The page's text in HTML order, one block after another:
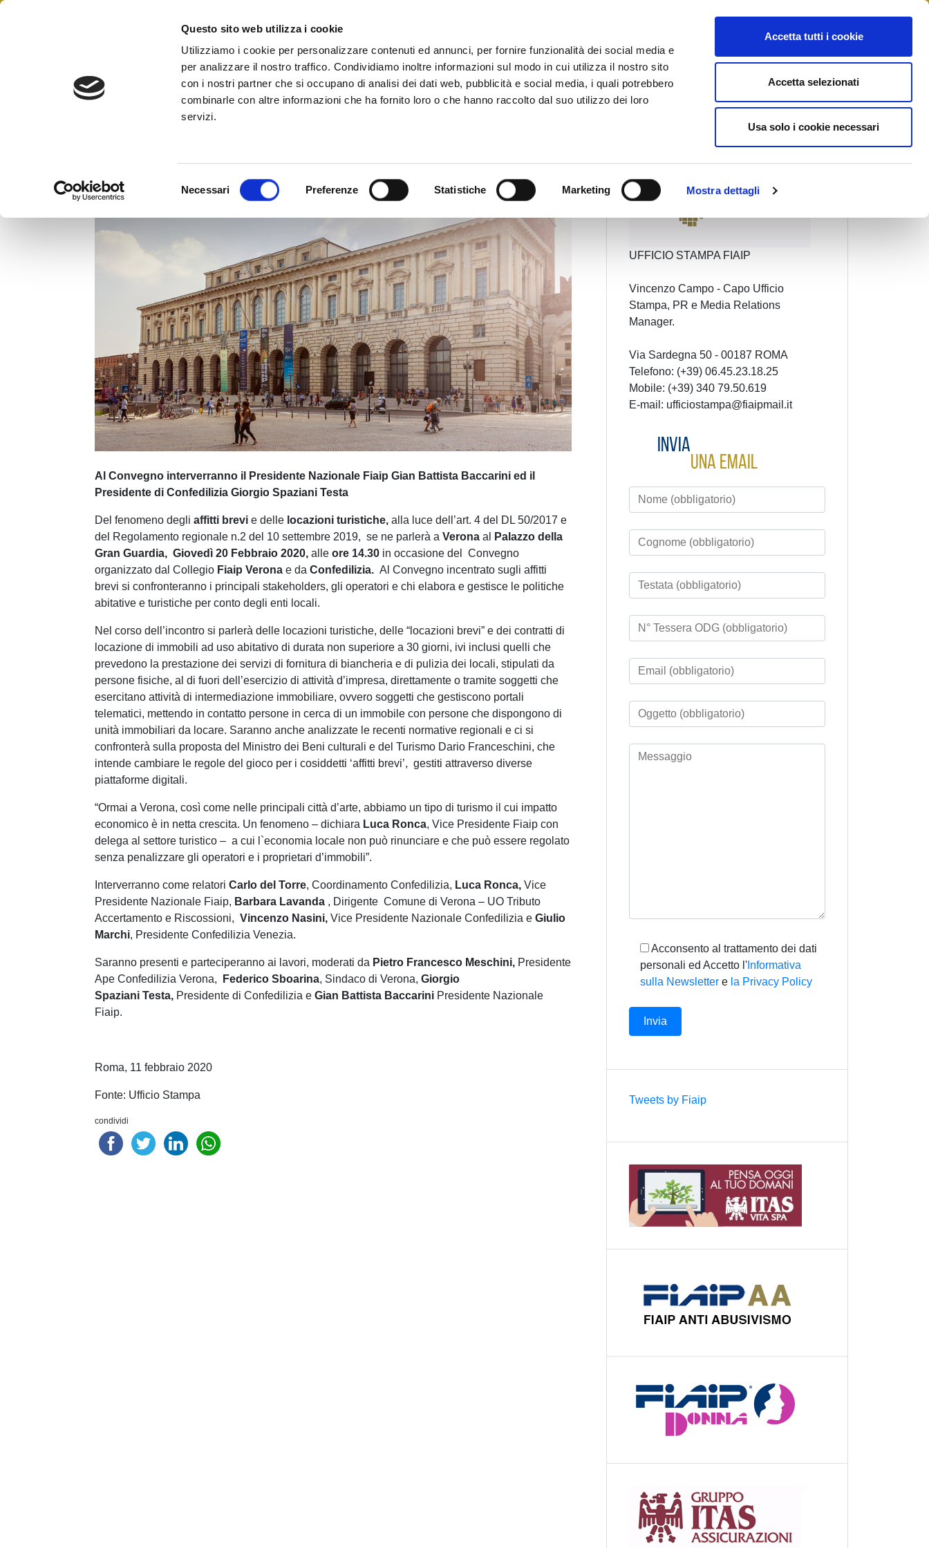
Questo sito web utilizza i cookie
Utilizziamo i cookie per personalizzare contenuti ed annunci, per fornire funzionalità dei social media e
per analizzare il nostro traffico. Condividiamo inoltre informazioni sul modo in cui utilizza il nostro sito
con i nostri partner che si occupano di analisi dei dati web, pubblicità e social media, i quali potrebbero
combinarle con altre informazioni che ha fornito loro o che hanno raccolto dal suo utilizzo dei loro
servizi.
n
e
d
e
l
c
o
n
s
e
s
o
Necessari Preferenze Statistiche Marketing Mostra dettagli
Accetta tutti i cookie
Accetta selezionati
Usa solo i cookie necessari
Skip
Federazione Italiana Agenti Immobiliari Professionali
A Verona Convegno Fiaip – Confedilizia: “Le locazioni brevi e le
Al Convegno interverranno il Presidente Nazionale Fiaip Gian Battista Baccarini ed il
Presidente di Confedilizia Giorgio Spaziani Testa
Del fenomeno degli affitti brevi e delle locazioni turistiche, alla luce dell’art. 4 del DL 50/2017 e
del Regolamento regionale n.2 del 10 settembre 2019, se ne parlerà a Verona al
Palazzo della
Gran Guardia, Giovedì 20 Febbraio 2020, alle ore 14.30 in occasione del Convegno
organizzato dal Collegio Fiaip Verona e da Confedilizia. Al Convegno incentrato sugli affitti
brevi si confronteranno i principali stakeholders, gli operatori e chi elabora e gestisce le politiche
abitative e turistiche per conto degli enti locali.
Nel corso dell’incontro si parlerà delle locazioni turistiche, delle “locazioni brevi” e dei contratti di
locazione di immobili ad uso abitativo di durata non superiore a 30 giorni, ivi inclusi quelli che
prevedono la prestazione dei servizi di fornitura di biancheria e di pulizia dei locali, stipulati da
persone fisiche, al di fuori dell’esercizio di attività d’impresa, direttamente o tramite soggetti che
esercitano attività di intermediazione immobiliare, ovvero soggetti che gestiscono portali
telematici, mettendo in contatto persone in cerca di un immobile con persone che dispongono di
unità immobiliari da locare. Saranno anche analizzate le recenti normative regionali e ci si
confronterà sulla proposta del Ministro dei Beni culturali e del Turismo Dario Franceschini, che
intende cambiare le regole del gioco per i cosiddetti ‘affitti brevi’, gestiti attraverso diverse
piattaforme digitali.
“Ormai a Verona, così come nelle principali città d’arte, abbiamo un tipo di turismo il cui impatto
economico è in netta crescita. Un fenomeno – dichiara Luca Ronca, Vice Presidente Fiaip con
delega al settore turistico – a cui l`economia locale non può rinunciare e che può essere regolato
senza penalizzare gli operatori e i proprietari d’immobili”.
Interverranno come relatori Carlo del Torre, Coordinamento Confedilizia, Luca Ronca, Vice
Presidente Nazionale Fiaip, Barbara Lavanda , Dirigente Comune di Verona – UO Tributo
Accertamento e Riscossioni, Vincenzo Nasini, Vice Presidente Nazionale Confedilizia e Giulio
Marchi, Presidente Confedilizia Venezia.
Saranno presenti e parteciperanno ai lavori, moderati da Pietro Francesco Meschini, Presidente
Ape Confedilizia Verona,
Federico Sboarina, Sindaco di Verona, Giorgio
Spaziani Testa, Presidente di Confedilizia e Gian Battista Baccarini Presidente Nazionale
Fiaip.
Roma, 11 febbraio 2020
Fonte: Ufficio Stampa
condividi
UFFICIO STAMPA FIAIP
Vincenzo Campo - Capo Ufficio
Stampa, PR e Media Relations
Manager.
Via Sardegna 50 - 00187 ROMA
Telefono: (+39) 06.45.23.18.25
Mobile: (+39) 340 79.50.619
E-mail: ufficiostampa@fiaipmail.it
Invia
una email
Acconsento al trattamento dei dati
personali ed Accetto l' Informativa
sulla Newsletter e la Privacy Policy
Tweets by Fiaip